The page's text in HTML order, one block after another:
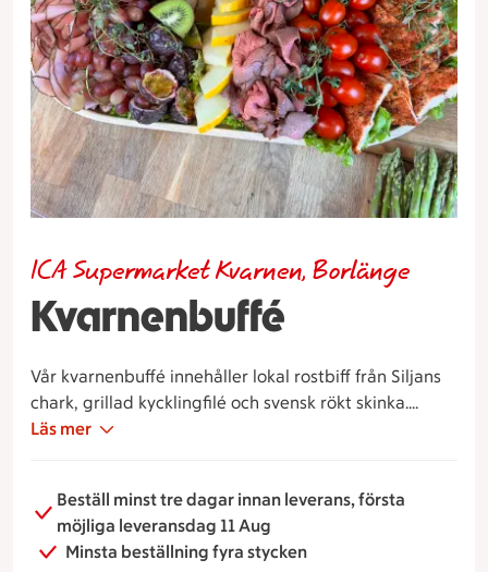
Kvarnenbuffé
ICA Supermarket Kvarnen, Borlänge
Vår kvarnenbuffé innehåller lokal rostbiff från Siljans
chark, grillad kycklingfilé och svensk rökt skinka.
Romaticatomtare, passionsfrukt, kiwi, melon och
Läs mer
Beställ minst tre dagar innan leverans, första
möjliga leveransdag 11 Aug
Minsta beställning fyra stycken